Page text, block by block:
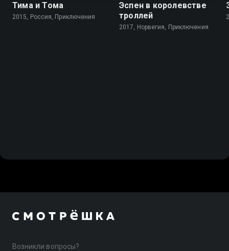
Тима и Тома
2015, Россия, Приключения
Эспен в королевстве
троллей
2017, Норвегия, Приключения
Возникли вопросы?